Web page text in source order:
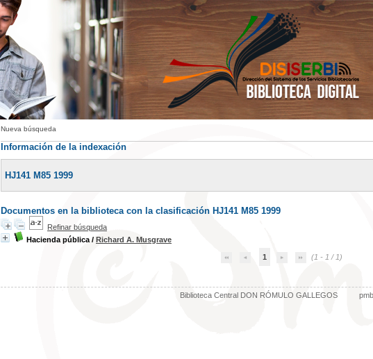
Nueva búsqueda
Información de la indexación
HJ141 M85 1999
Documentos en la biblioteca con la clasificación HJ141 M85 1999
Refinar búsqueda
Hacienda pública / Richard A. Musgrave
1 (1 - 1 / 1)
Biblioteca Central DON RÓMULO GALLEGOS pmb